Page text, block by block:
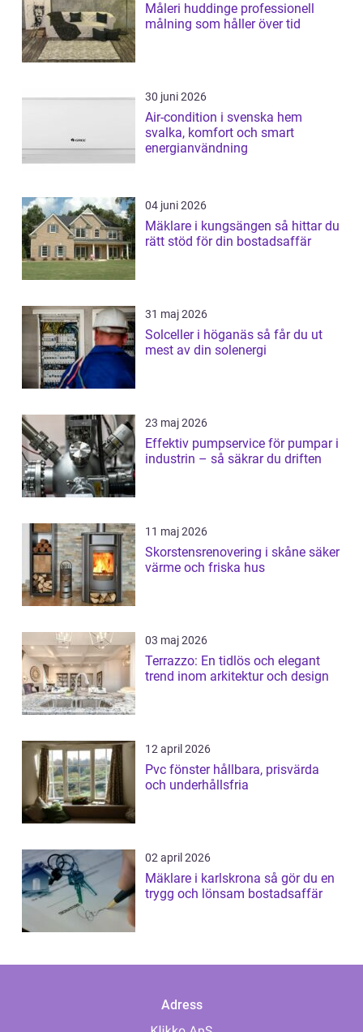
Måleri huddinge professionell
målning som håller över tid
30 juni 2026
Air-condition i svenska hem
svalka, komfort och smart
energianvändning
04 juni 2026
Mäklare i kungsängen så hittar du
rätt stöd för din bostadsaffär
31 maj 2026
Solceller i höganäs så får du ut
mest av din solenergi
23 maj 2026
Effektiv pumpservice för pumpar i
industrin – så säkrar du driften
11 maj 2026
Skorstensrenovering i skåne säker
värme och friska hus
03 maj 2026
Terrazzo: En tidlös och elegant
trend inom arkitektur och design
12 april 2026
Pvc fönster hållbara, prisvärda
och underhållsfria
02 april 2026
Mäklare i karlskrona så gör du en
trygg och lönsam bostadsaffär
Adress